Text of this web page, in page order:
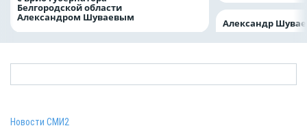
Белгородской области
Александром Шуваевым
Александр
Новости СМИ2